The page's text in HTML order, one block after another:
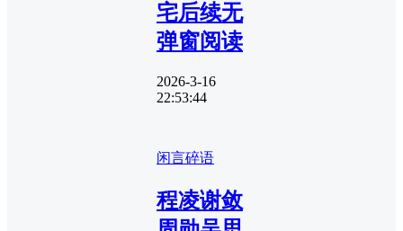
宅后续无
弹窗阅读
2026-3-16
22:53:44
闲言碎语
程凌谢敛